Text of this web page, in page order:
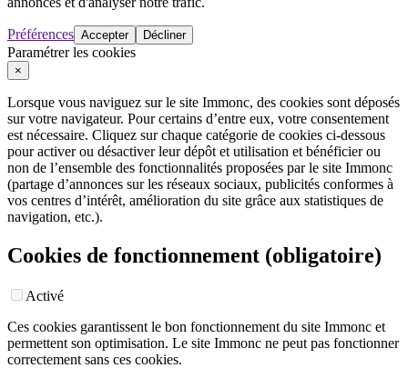
Préférences Accepter Décliner
Paramétrer les cookies
×
Lorsque vous naviguez sur le site Immonc, des cookies sont déposés
sur votre navigateur. Pour certains d’entre eux, votre consentement
est nécessaire. Cliquez sur chaque catégorie de cookies ci-dessous
pour activer ou désactiver leur dépôt et utilisation et bénéficier ou
non de l’ensemble des fonctionnalités proposées par le site Immonc
(partage d’annonces sur les réseaux sociaux, publicités conformes à
vos centres d’intérêt, amélioration du site grâce aux statistiques de
navigation, etc.).
Cookies de fonctionnement (obligatoire)
Activé
Ces cookies garantissent le bon fonctionnement du site Immonc et
permettent son optimisation. Le site Immonc ne peut pas fonctionner
correctement sans ces cookies.